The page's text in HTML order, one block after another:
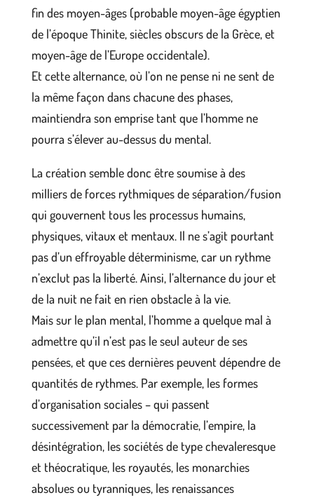
fin des moyen-âges (probable moyen-âge égyptien
de l’époque Thinite, siècles obscurs de la Grèce, et
moyen-âge de l’Europe occidentale).
Et cette alternance, où l’on ne pense ni ne sent de
la même façon dans chacune des phases,
maintiendra son emprise tant que l’homme ne
pourra s’élever au-dessus du mental.
La création semble donc être soumise à des
milliers de forces rythmiques de séparation/fusion
qui gouvernent tous les processus humains,
physiques, vitaux et mentaux. Il ne s’agit pourtant
pas d’un effroyable déterminisme, car un rythme
n’exclut pas la liberté. Ainsi, l’alternance du jour et
de la nuit ne fait en rien obstacle à la vie.
Mais sur le plan mental, l’homme a quelque mal à
admettre qu’il n’est pas le seul auteur de ses
pensées, et que ces dernières peuvent dépendre de
quantités de rythmes. Par exemple, les formes
d’organisation sociales – qui passent
successivement par la démocratie, l’empire, la
désintégration, les sociétés de type chevaleresque
et théocratique, les royautés, les monarchies
absolues ou tyranniques, les renaissances